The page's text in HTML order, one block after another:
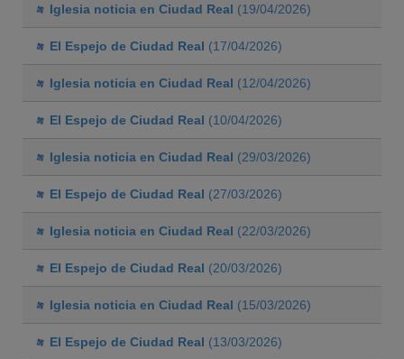
Iglesia noticia en Ciudad Real (19/04/2026)
El Espejo de Ciudad Real (17/04/2026)
Iglesia noticia en Ciudad Real (12/04/2026)
El Espejo de Ciudad Real (10/04/2026)
Iglesia noticia en Ciudad Real (29/03/2026)
El Espejo de Ciudad Real (27/03/2026)
Iglesia noticia en Ciudad Real (22/03/2026)
El Espejo de Ciudad Real (20/03/2026)
Iglesia noticia en Ciudad Real (15/03/2026)
El Espejo de Ciudad Real (13/03/2026)